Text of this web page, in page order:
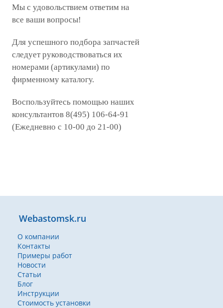
Мы с удовольствием ответим на
все ваши вопросы!
Для успешного подбора запчастей
следует руководствоваться их
номерами (артикулами) по
фирменному каталогу.
Воспользуйтесь помощью наших
консультантов 8(495) 106-64-91
(Ежедневно с 10-00 до 21-00)
Webastomsk.ru
О компании
Контакты
Примеры работ
Новости
Статьи
Блог
Инструкции
Стоимость установки